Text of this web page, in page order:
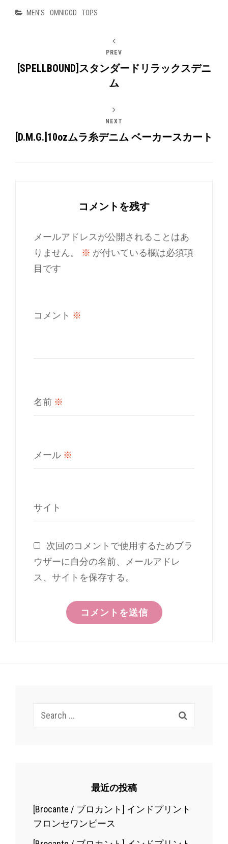
Categories
MEN'S OMNIGOD TOPS
PREV
[SPELLBOUND]スタンダードリラックスデニ
ム
NEXT
[D.M.G.]10ozムラ糸デニム ベーカースカート
コメントを残す
メールアドレスが公開されることはあ
りません。
※ が付いている欄は必須項
目です
コメント ※
名前 ※
メール ※
サイト
次回のコメントで使用するためブラ
ウザーに自分の名前、メールアドレ
ス、サイトを保存する。
Search
最近の投稿
[Brocante / ブロカント] インドプリント
フロンセワンピース